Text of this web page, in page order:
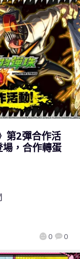
第2彈合作活
，合作轉蛋
0 0